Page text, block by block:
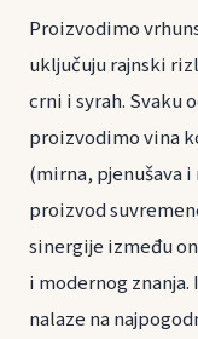
Proizvodimo
uključuju rajnski
crni i syrah. Svaku
proizvodimo vina
(mirna, pjenušava i
proizvod
sinergije između
i modernog
nalaze na